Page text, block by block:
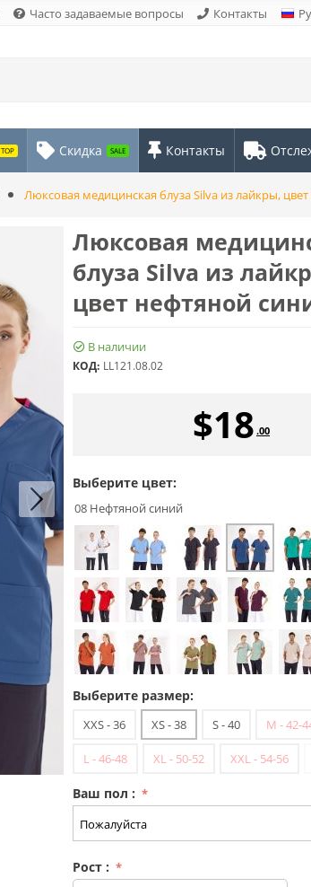
Часто задаваемые вопросы Контакты
TOP Скидка SALE Контакты
Люксовая медицинская блуза Silva из лайкры,
Люксовая
блуза Silva из
цвет нефтяной
В наличии
КОД: LL121.08.02
$18 .00
Выберите цвет:
08 Нефтяной синий
Выберите размер:
XXS - 36 XS - 38 S - 40 M - 42-
L - 46-48 XL - 50-52 XXL - 54-56
Ваш пол :
Рост :